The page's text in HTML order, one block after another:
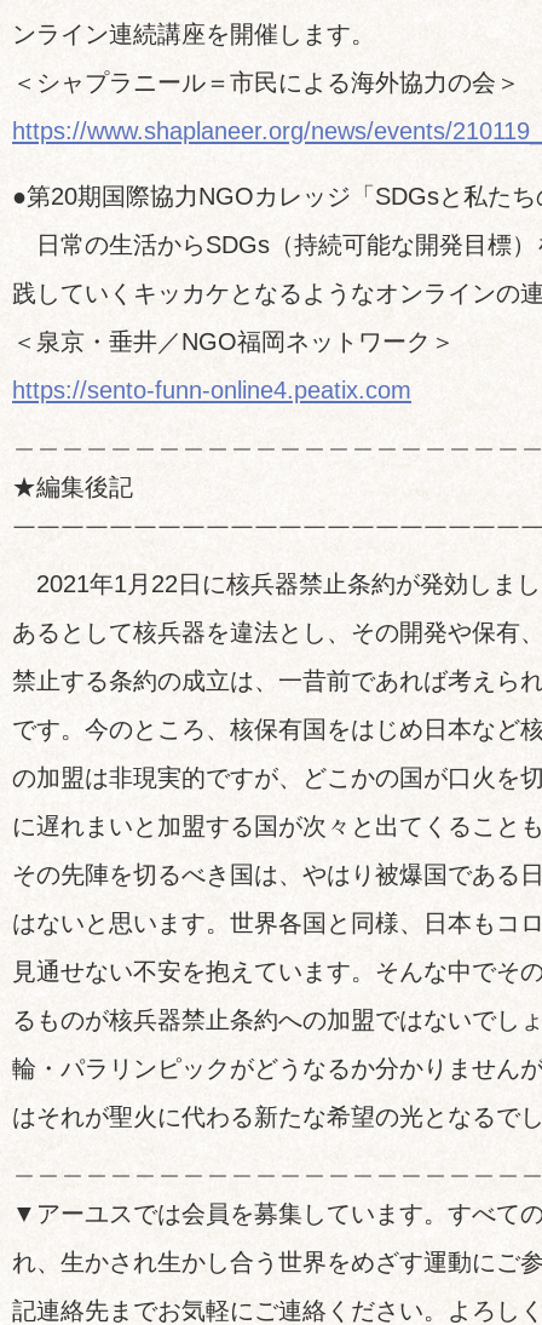
ンライン連続講座を開催します。
＜シャプラニール＝市民による海外協力の会＞
https://www.shaplaneer.org/news/events/
●第20期国際協力NGOカレッジ「SDGsと私た
日常の生活からSDGs（持続可能な開発目標）
践していくキッカケとなるようなオンラインの
＜泉京・垂井／NGO福岡ネットワーク＞
https://sento-funn-online4.peatix.com
＿＿＿＿＿＿＿＿＿＿＿＿＿＿＿＿＿＿＿＿＿
★編集後記
￣￣￣￣￣￣￣￣￣￣￣￣￣￣￣￣￣￣￣￣￣
2021年1月22日に核兵器禁止条約が発効しま
あるとして核兵器を違法とし、その開発や保有
禁止する条約の成立は、一昔前であれば考えら
です。今のところ、核保有国をはじめ日本など
の加盟は非現実的ですが、どこかの国が口火を
に遅れまいと加盟する国が次々と出てくること
その先陣を切るべき国は、やはり被爆国である
はないと思います。世界各国と同様、日本もコ
見通せない不安を抱えています。そんな中でそ
るものが核兵器禁止条約への加盟ではないでし
輪・パラリンピックがどうなるか分かりません
はそれが聖火に代わる新たな希望の光となるで
＿＿＿＿＿＿＿＿＿＿＿＿＿＿＿＿＿＿＿＿＿
▼アーユスでは会員を募集しています。すべて
れ、生かされ生かし合う世界をめざす運動にご
記連絡先までお気軽にご連絡ください。よろし